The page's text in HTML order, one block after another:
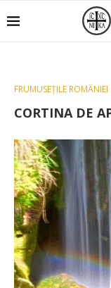
FRUMUSEȚILE ROMÂNIEI
CORTINA DE